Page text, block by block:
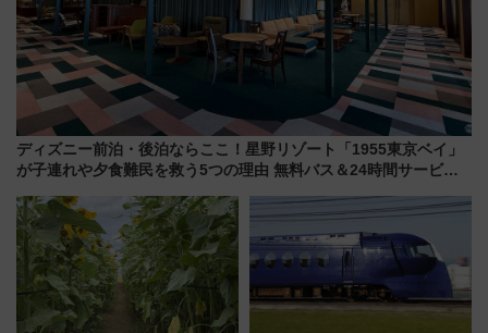
ディズニー前泊・後泊ならここ！星野リゾート「1955東京ベイ」
が子連れや夕食難民を救う5つの理由 無料バス＆24時間サービス